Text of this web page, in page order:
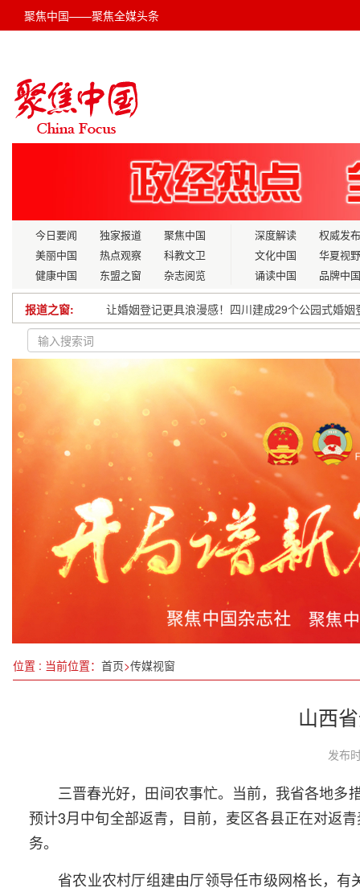
聚焦中国——聚焦全媒头条
今日要闻 独家报道
聚焦中国
美丽中国
热点观察
科教文卫
健康中国
东盟之窗 杂志阅览
深度解读
权威发布
文化中国
华夏视野
诵读中国
品牌中国
报道之窗:
让婚姻登记更具浪漫感！四川建成29个公园式婚
2025农业农村绿色能源与生态循环博览会将在河
淮阴区工信局召开2025年党风廉政建设工作会议
陶行知教育基金会在合肥举办“乡村振兴 与爱同行”
石破茂终见特朗普，日本为“安全”掏了多少成本？
园林巧绘新春景 精心筹备贺岁年
《中国报道》
特色民俗显魅力——新春速写
苏州市相城区领导赴北桥街道调研“家站点”建设情
位置 : 当前位置： 首页>传媒视窗
山西
发布
三晋春光好，田间农事忙。当前，我省各地多
预计3月中旬全部返青，目前，麦区各县正在对返
务。
省农业农村厅组建由厅领导任市级网格长，